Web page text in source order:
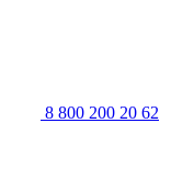
8 800 200 20 62